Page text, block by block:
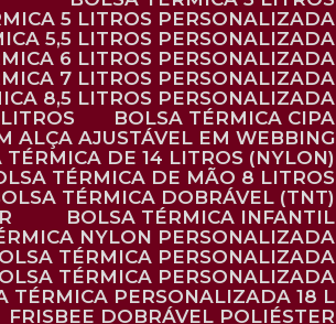
5 LITROS PERSONALIZADA
5,5 LITROS PERSONALIZADA
6 LITROS PERSONALIZADA
7 LITROS PERSONALIZADA
8,5 LITROS PERSONALIZADA
BOLSA TÉRMICA CIPA
ALÇA AJUSTÁVEL EM WEBBING
TÉRMICA DE 14 LITROS (NYLON)
TÉRMICA DE MÃO 8 LITROS
BOLSA TÉRMICA DOBRÁVEL (TNT)
BOLSA TÉRMICA INFANTIL
NYLON PERSONALIZADA
BOLSA TÉRMICA PERSONALIZADA
BOLSA TÉRMICA PERSONALIZADA
TÉRMICA PERSONALIZADA 18 L
FRISBEE DOBRÁVEL POLIÉSTER